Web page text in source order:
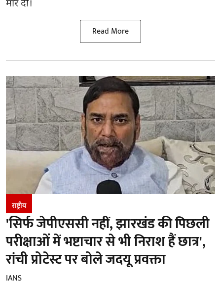
मार दी।
Read More
राष्ट्रीय
'सिर्फ जेपीएससी नहीं, झारखंड की पिछली
परीक्षाओं में भष्टाचार से भी निराश हैं छात्र',
रांची प्रोटेस्ट पर बोले जदयू प्रवक्ता
IANS